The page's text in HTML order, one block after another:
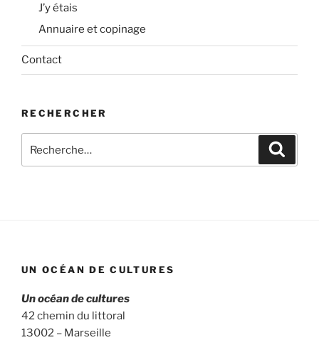
J’y étais
Annuaire et copinage
Contact
RECHERCHER
pour
UN OCÉAN DE CULTURES
Un océan de cultures
42 chemin du littoral
13002 – Marseille